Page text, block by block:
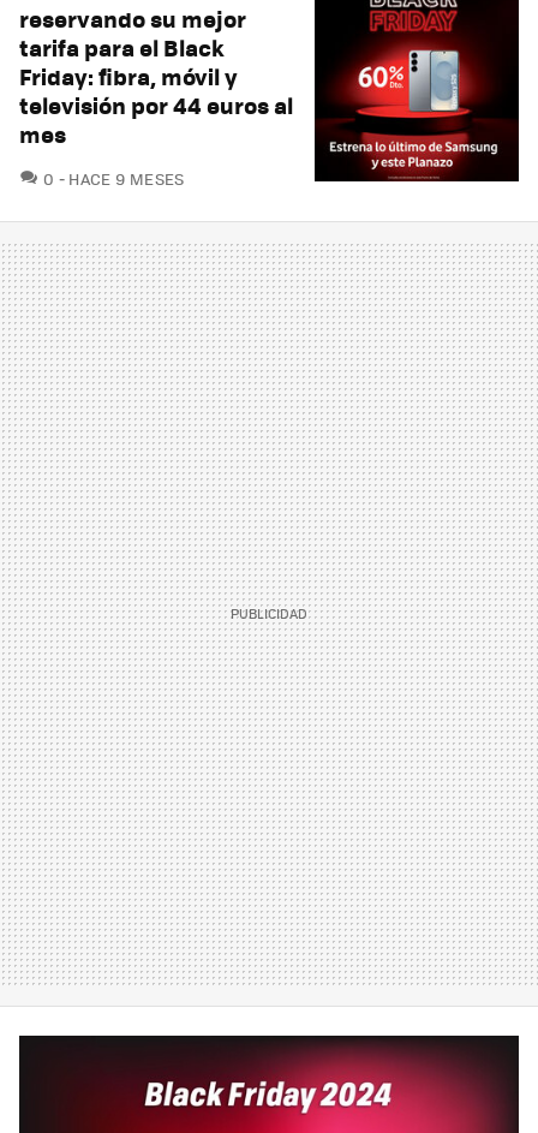
reservando su mejor
tarifa para el Black
Friday: fibra, móvil y
televisión por 44 euros al
mes
0 COMENTARIOS
HACE 9 MESES